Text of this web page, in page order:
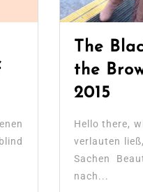
The
the
2015
Hello there,
verlauten
Sachen
nach...